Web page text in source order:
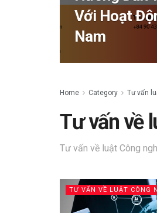
Với Hoạt
Nam
Home Category Tư vấn
Tư vấn về
Tư vấn về luật Công
TƯ VẤN VỀ LUẬT CÔNG